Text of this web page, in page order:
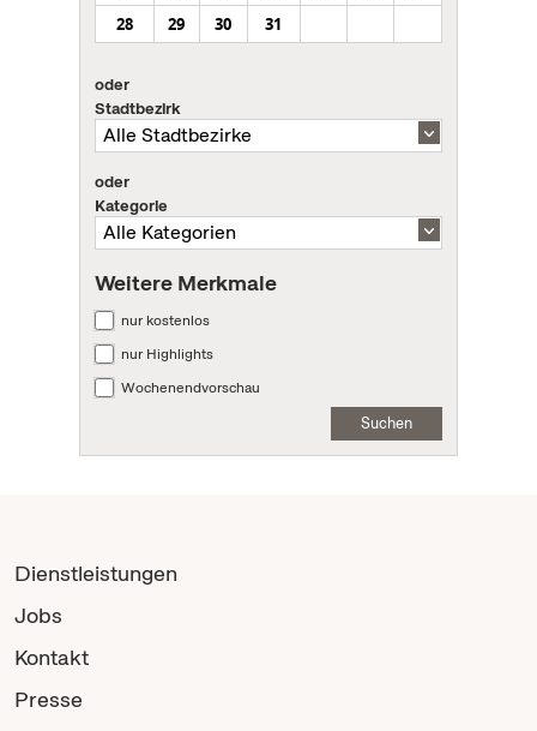
28
29 30 31
oder
Stadtbezirk
oder
Kategorie
Weitere Merkmale
nur kostenlos
nur Highlights
Wochenendvorschau
Suchen
Dienstleistungen
Jobs
Kontakt
Presse